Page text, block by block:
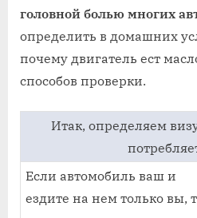
головной болью многих
определить в домашних
почему двигатель ест
способов проверки.
Итак, определяем
Если автомобиль ваш и
ездите на нем только вы,